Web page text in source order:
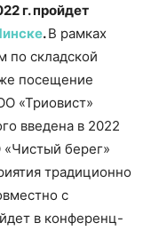
г. пройдет
.В рамках
по складской
посещение
«Триовист»
введена в 2022
«Чистый берег»
традиционно
с
в конференц-